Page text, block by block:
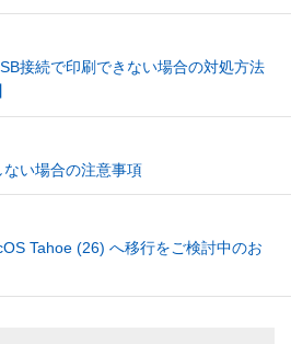
接続で印刷できない場合の対処方法
い場合の注意事項
Tahoe (26) へ移行をご検討中のお